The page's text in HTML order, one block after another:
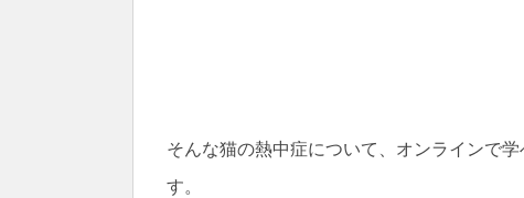
そんな猫の熱中症について、オンラインで
す。